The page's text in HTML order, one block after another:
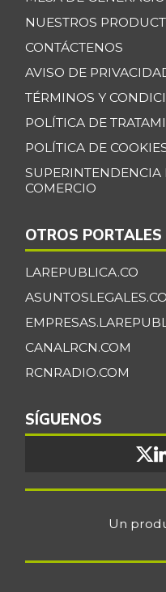
NUESTROS
CONTÁCTENOS
AVISO DE
TÉRMINOS Y
POLÍTICA DE
POLÍTICA DE
SUPERINTENDENCIA
COMERCIO
OTROS PORTALES
LAREPUBLICA.CO
CANALRCN.COM
RCNRADIO.COM
SÍGUENOS
Un